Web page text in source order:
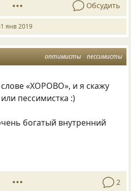
Обсудить
янв 2019
оптимисты пессимисты
«ХОРОВО», и я скажу
пессимистка :)
богатый внутренний
2